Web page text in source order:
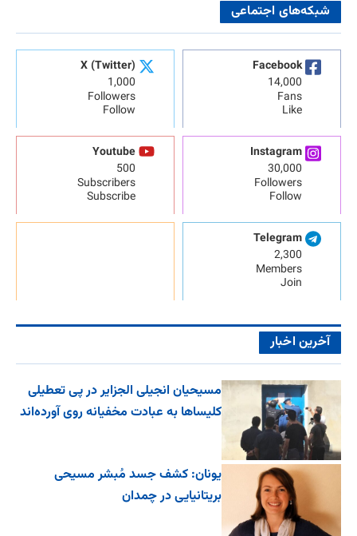
شبکه‌های اجتماعی
Facebook
14,000
Fans
Like
X (Twitter)
1,000
Followers
Follow
Instagram
30,000
Followers
Follow
Youtube
500
Subscribers
Subscribe
Telegram
2,300
Members
Join
آخرین اخبار
مسیحیان انجیلی الجزایر در پی تعطیلی
کلیساها به عبادت مخفیانه روی آورده‌اند
یونان: کشف جسد مُبشر مسیحی
بریتانیایی در چمدان